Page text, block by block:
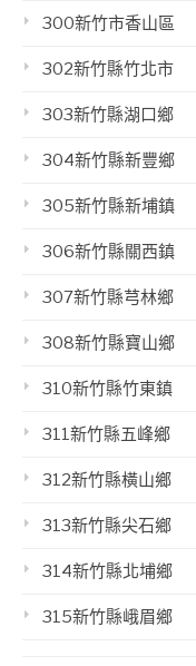
300新竹市香山區
302新竹縣竹北市
303新竹縣湖口鄉
304新竹縣新豐鄉
305新竹縣新埔鎮
306新竹縣關西鎮
307新竹縣芎林鄉
308新竹縣寶山鄉
310新竹縣竹東鎮
311新竹縣五峰鄉
312新竹縣橫山鄉
313新竹縣尖石鄉
314新竹縣北埔鄉
315新竹縣峨眉鄉